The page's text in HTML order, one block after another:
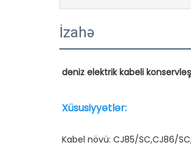
İzahə